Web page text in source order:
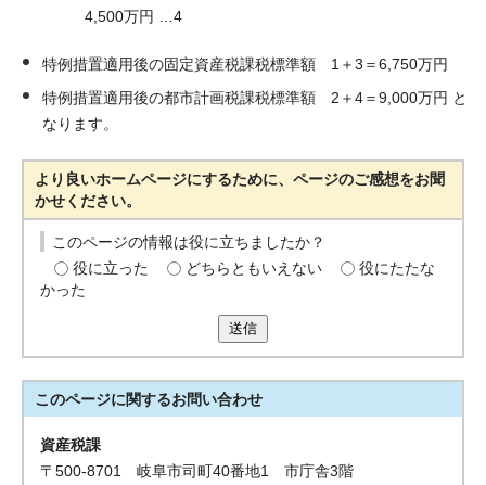
4,500万円 …4
特例措置適用後の固定資産税課税標準額 1＋3＝6,750万円
特例措置適用後の都市計画税課税標準額 2＋4＝9,000万円 と
なります。
より良いホームページにするために、ページのご感想をお聞
かせください。
このページの情報は役に立ちましたか？
役に立った
どちらともいえない
役にたたな
かった
送信
このページに関するお問い合わせ
資産税課
〒500-8701 岐阜市司町40番地1 市庁舎3階